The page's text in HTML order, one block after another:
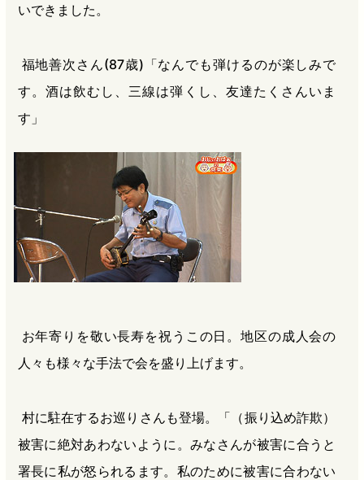
いできました。
福地善次さん(87歳)「なんでも弾けるのが楽しみで
す。酒は飲むし、三線は弾くし、友達たくさんいま
す」
お年寄りを敬い長寿を祝うこの日。地区の成人会の
人々も様々な手法で会を盛り上げます。
村に駐在するお巡りさんも登場。「（振り込め詐欺）
被害に絶対あわないように。みなさんが被害に合うと
署長に私が怒られるます。私のために被害に合わない